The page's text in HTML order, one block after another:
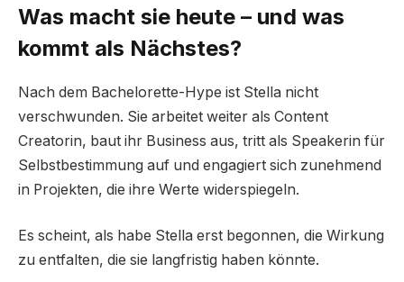
Was macht sie heute – und was
kommt als Nächstes?
Nach dem Bachelorette-Hype ist Stella nicht
verschwunden. Sie arbeitet weiter als Content
Creatorin, baut ihr Business aus, tritt als Speakerin für
Selbstbestimmung auf und engagiert sich zunehmend
in Projekten, die ihre Werte widerspiegeln.
Es scheint, als habe Stella erst begonnen, die Wirkung
zu entfalten, die sie langfristig haben könnte.